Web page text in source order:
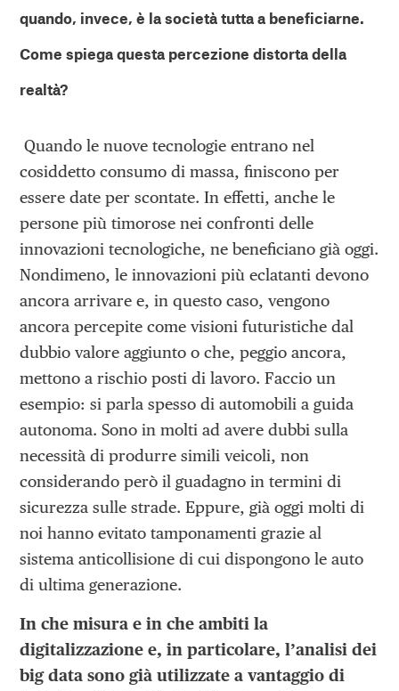
quando, invece, è la società tutta a beneficiarne.
Come spiega questa percezione distorta della
realtà?
Quando le nuove tecnologie entrano nel
cosiddetto consumo di massa, finiscono per
essere date per scontate. In effetti, anche le
persone più timorose nei confronti delle
innovazioni tecnologiche, ne beneficiano già oggi.
Nondimeno, le innovazioni più eclatanti devono
ancora arrivare e, in questo caso, vengono
ancora percepite come visioni futuristiche dal
dubbio valore aggiunto o che, peggio ancora,
mettono a rischio posti di lavoro. Faccio un
esempio: si parla spesso di automobili a guida
autonoma. Sono in molti ad avere dubbi sulla
necessità di produrre simili veicoli, non
considerando però il guadagno in termini di
sicurezza sulle strade. Eppure, già oggi molti di
noi hanno evitato tamponamenti grazie al
sistema anticollisione di cui dispongono le auto
di ultima generazione.
In che misura e in che ambiti la
digitalizzazione e, in particolare, l’analisi dei
big data sono già utilizzate a vantaggio di